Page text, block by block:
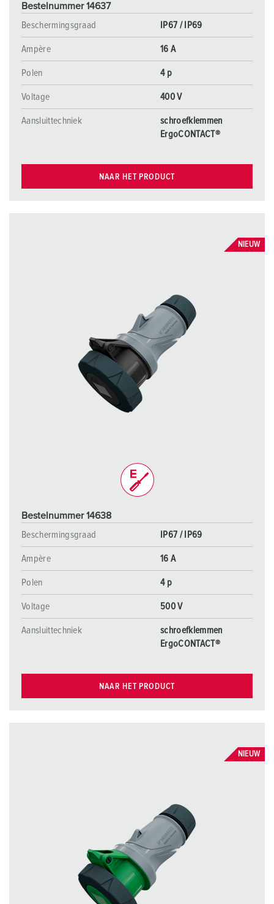
Bestelnummer 14637
Beschermingsgraad
IP67 / IP69
Ampère 16 A
Polen 4 p
Voltage 400 V
Aansluittechniek
schroefklemmen
ErgoCONTACT®
NAAR HET PRODUCT
NIEUW
Bestelnummer 14638
Beschermingsgraad
IP67 / IP69
Ampère 16 A
Polen 4 p
Voltage 500 V
Aansluittechniek
schroefklemmen
ErgoCONTACT®
NAAR HET PRODUCT
NIEUW